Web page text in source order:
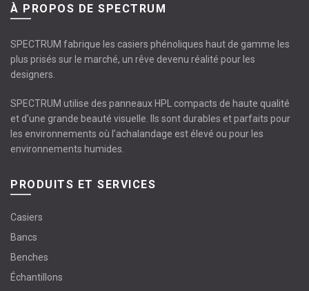
À PROPOS DE SPECTRUM
SPECTRUM fabrique les casiers phénoliques haut de gamme les
plus prisés sur le marché, un rêve devenu réalité pour les
designers.
SPECTRUM utilise des panneaux HPL compacts de haute qualité
et d'une grande beauté visuelle. Ils sont durables et parfaits pour
les environnements où l’achalandage est élevé ou pour les
environnements humides.
PRODUITS ET SERVICES
Casiers
Bancs
Benches
Échantillons